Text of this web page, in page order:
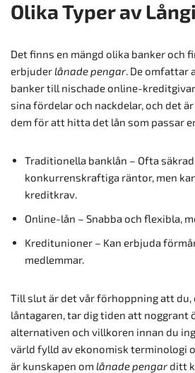
Olika Typer av
Det finns en mängd olika banker och
erbjuderlånade pengar. De omfattar
banker till nischade online-
sina fördelar och nackdelar, och det
dem för att hitta det lån som passar
Traditionella banklån – Ofta
konkurrenskraftiga räntor, men
kreditkrav.
Online-lån – Snabba och flexibla,
Kreditunioner – Kan erbjuda
medlemmar.
Till slut är det vår förhoppning att
låntagaren, tar dig tiden att noggrant
alternativen och villkoren innan du
värld fylld av ekonomisk terminologi
är kunskapen om lånade pengarditt